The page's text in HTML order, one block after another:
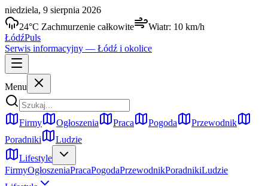
niedziela, 9 sierpnia 2026
24°C Zachmurzenie całkowite Wiatr: 10 km/h
ŁódźPuls
Serwis informacyjny — Łódź i okolice
Menu
Firmy Ogłoszenia Praca Pogoda
Przewodnik
Poradniki
Ludzie
Lifestyle
FirmyOgłoszeniaPracaPogodaPrzewodnikPoradnikiLudzie